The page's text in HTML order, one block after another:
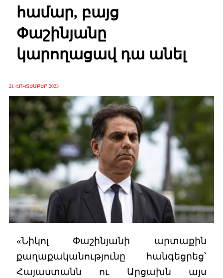
համար, բայց
Փաշինյանը
կարողացավ դա անել
21 ՀՈԿՏԵՄԲԵՐ 2023
«Նիկոլ Փաշինյանի արտաքին
քաղաքականությունը հանգեցրեց՝
Հայաստանն ու Արցախն այս